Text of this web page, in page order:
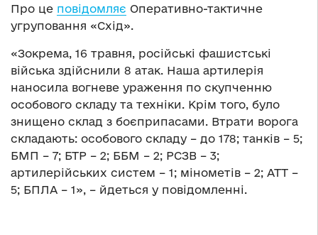
Про це повідомляє Оперативно-тактичне
угруповання «Схід».
«Зокрема, 16 травня, російські фашистські
війська здійснили 8 атак. Наша артилерія
наносила вогневе ураження по скупченню
особового складу та техніки. Крім того, було
знищено склад з боєприпасами. Втрати ворога
складають: особового складу – до 178; танків – 5;
БМП – 7; БТР – 2; ББМ – 2; РСЗВ – 3;
артилерійських систем – 1; мінометів – 2; АТТ –
5; БПЛА – 1», – йдеться у повідомленні.